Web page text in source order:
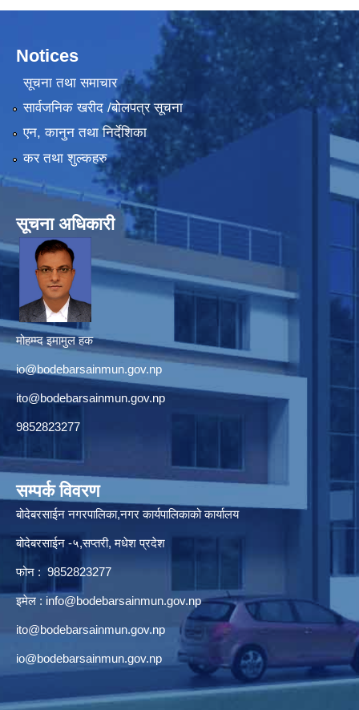
Notices
सूचना तथा समाचार
सार्वजनिक खरीद /बोलपत्र सूचना
एन, कानुन तथा निर्देशिका
कर तथा शुल्कहरु
सूचना अधिकारी
मोहम्म्द इमामुल हक
io@bodebarsainmun.gov.np
ito@bodebarsainmun.gov.np
9852823277
सम्पर्क विवरण
बोदेबरसाईन नगरपालिका,नगर कार्यपालिकाको कार्यालय
बोदेबरसाईन -५,सप्तरी, मधेश प्रदेश
फोन : 9852823277
इमेल : info@bodebarsainmun.gov.np
ito@bodebarsainmun.gov.np
io@bodebarsainmun.gov.np